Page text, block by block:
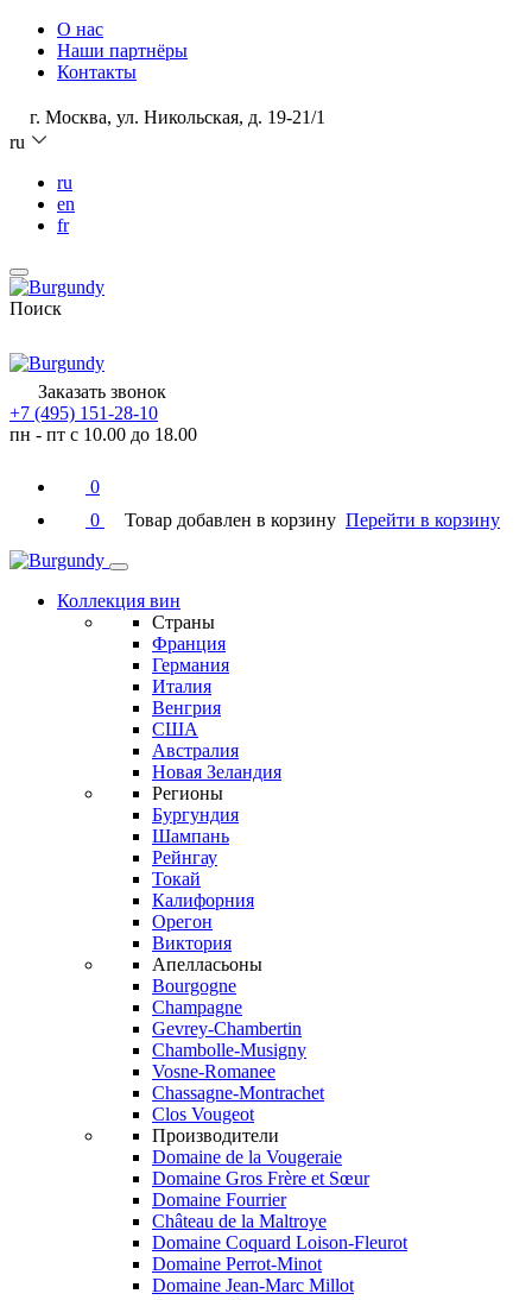
О нас
Наши партнёры
Контакты
г. Москва, ул. Никольская, д. 19-21/1
ru
ru
en
fr
Поиск
Заказать звонок
+7 (495) 151-28-10
пн - пт с 10.00 до 18.00
0
0
Товар добавлен в корзину Перейти в корзину
Коллекция вин
Страны
Франция
Германия
Италия
Венгрия
США
Австралия
Новая Зеландия
Регионы
Бургундия
Шампань
Рейнгау
Токай
Калифорния
Орегон
Виктория
Апелласьоны
Bourgogne
Champagne
Gevrey-Chambertin
Chambolle-Musigny
Vosne-Romanee
Chassagne-Montrachet
Clos Vougeot
Производители
Domaine de la Vougeraie
Domaine Gros Frère et Sœur
Domaine Fourrier
Château de la Maltroye
Domaine Coquard Loison-Fleurot
Domaine Perrot-Minot
Domaine Jean-Marc Millot